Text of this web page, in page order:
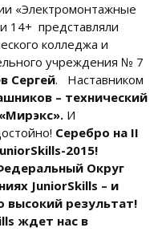
«Электромонтажные
14+ представляли
колледжа и
учреждения № 7
Сергей.
Наставником
– технический
И
Серебро на II
2015!
Округ
JuniorSkills – и
высокий результат!
ждет нас в